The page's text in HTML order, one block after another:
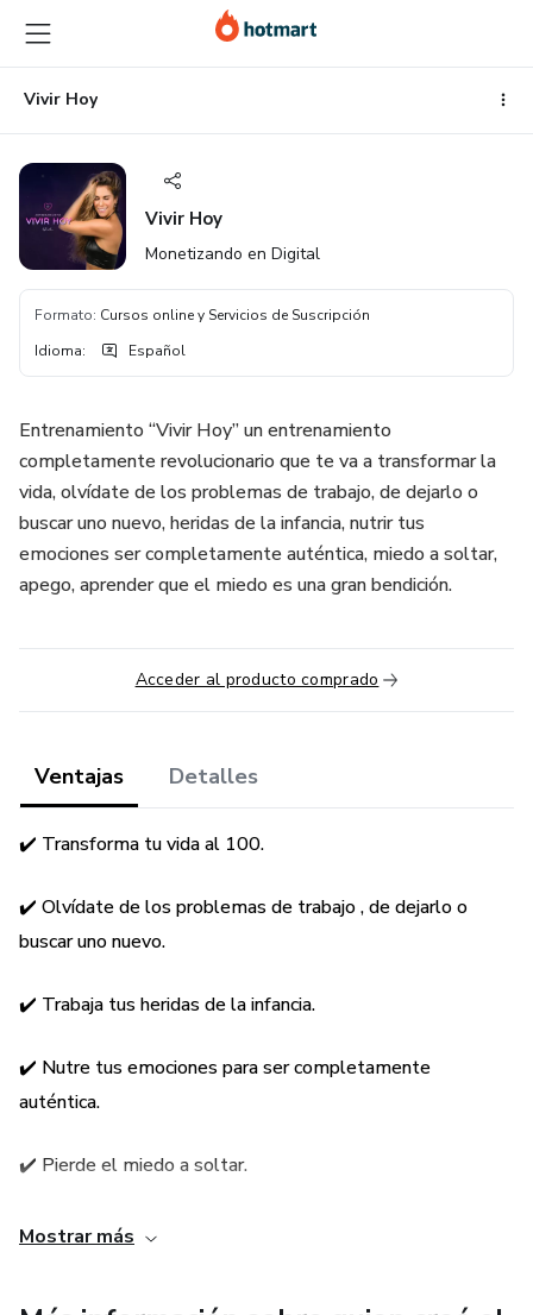
contenido
principal
la
página
de
pie
página
Vivir Hoy
Vivir Hoy
Monetizando en Digital
Formato: Cursos online y Servicios de Suscripción
Idioma: Español
Entrenamiento “Vivir Hoy” un entrenamiento
completamente revolucionario que te va a transformar la
vida, olvídate de los problemas de trabajo, de dejarlo o
buscar uno nuevo, heridas de la infancia, nutrir tus
emociones ser completamente auténtica, miedo a soltar,
apego, aprender que el miedo es una gran bendición.
Acceder al producto comprado
Ventajas Detalles
✔️ Transforma tu vida al 100.
✔️ Olvídate de los problemas de trabajo , de dejarlo o
buscar uno nuevo.
✔️ Trabaja tus heridas de la infancia.
✔️ Nutre tus emociones para ser completamente
auténtica.
✔️ Pierde el miedo a soltar.
✔️ Trabaja los apegos que no te permiten avanzar.
Mostrar más